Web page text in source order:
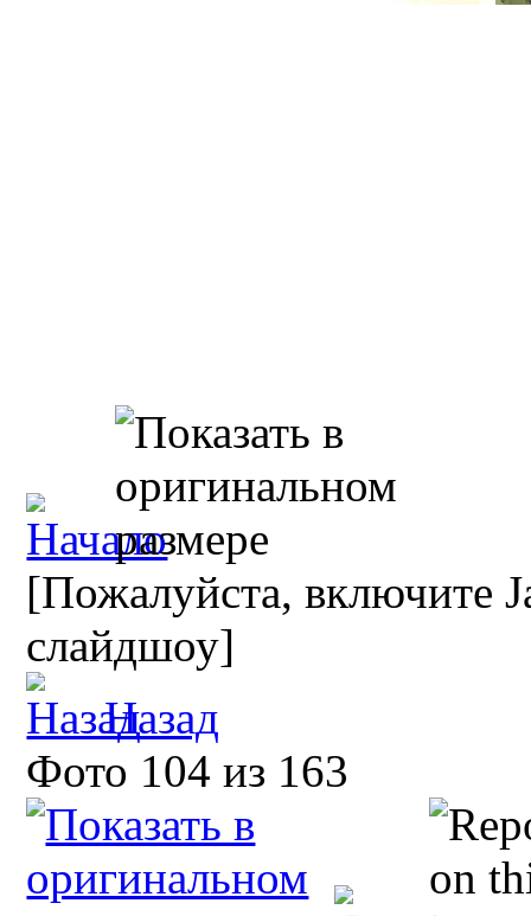
[Пожалуйста, включите
слайдшоу]
Назад
Фото 104 из 163